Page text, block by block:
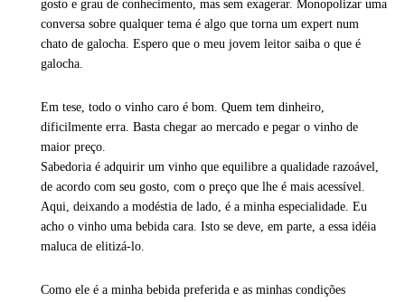
gosto e grau de conhecimento, mas sem exagerar. Monopolizar uma
conversa sobre qualquer tema é algo que torna um expert num
chato de galocha. Espero que o meu jovem leitor saiba o que é
galocha.
Em tese, todo o vinho caro é bom. Quem tem dinheiro,
dificilmente erra. Basta chegar ao mercado e pegar o vinho de
maior preço.
Sabedoria é adquirir um vinho que equilibre a qualidade razoável,
de acordo com seu gosto, com o preço que lhe é mais acessível.
Aqui, deixando a modéstia de lado, é a minha especialidade. Eu
acho o vinho uma bebida cara. Isto se deve, em parte, a essa idéia
maluca de elitizá-lo.
Como ele é a minha bebida preferida e as minhas condições